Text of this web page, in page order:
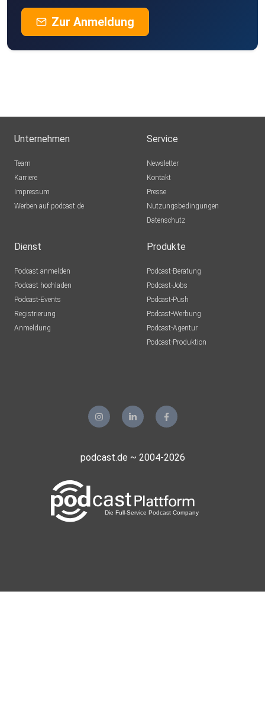
Zur Anmeldung
Unternehmen
Team
Karriere
Impressum
Werben auf podcast.de
Service
Newsletter
Kontakt
Presse
Nutzungsbedingungen
Datenschutz
Dienst
Podcast anmelden
Podcast hochladen
Podcast-Events
Registrierung
Anmeldung
Produkte
Podcast-Beratung
Podcast-Jobs
Podcast-Push
Podcast-Werbung
Podcast-Agentur
Podcast-Produktion
podcast.de ~ 2004-2026